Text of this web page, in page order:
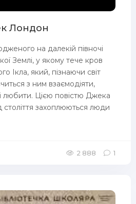
Лондон
на далекій півночі
Землі, у якому тече кров
Ікла, який, пізнаючи світ
з ним взаємодіяти,
любити. Цією повістю Джека
захоплюються люди
2 888 1